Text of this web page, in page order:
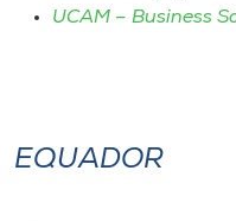
UCAM – Business
EQUADOR